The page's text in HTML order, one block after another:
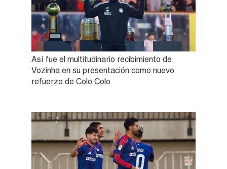
Así fue el multitudinario recibimiento de
Vozinha en su presentación como nuevo
refuerzo de Colo Colo